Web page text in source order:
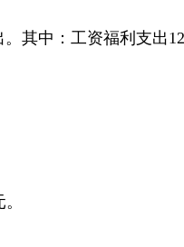
其中：工资福利支出